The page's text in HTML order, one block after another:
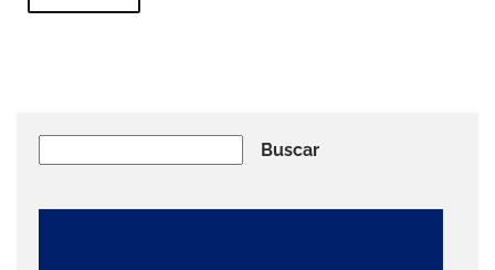
Buscar